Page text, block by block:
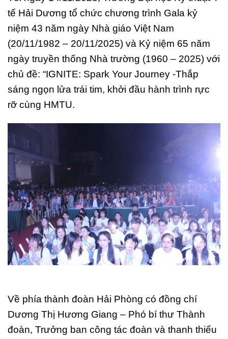
tế Hải Dương tổ chức chương trình Gala kỷ
niệm 43 năm ngày Nhà giáo Việt Nam
(20/11/1982 – 20/11/2025) và Kỷ niệm 65 năm
ngày truyền thống Nhà trường (1960 – 2025) với
chủ đề: “IGNITE: Spark Your Journey -Thắp
sáng ngọn lửa trái tim, khởi đầu hành trình rực
rỡ cùng HMTU.
Về phía thành đoàn Hải Phòng có đồng chí
Dương Thị Hương Giang – Phó bí thư Thành
đoàn, Trưởng ban công tác đoàn và thanh thiếu